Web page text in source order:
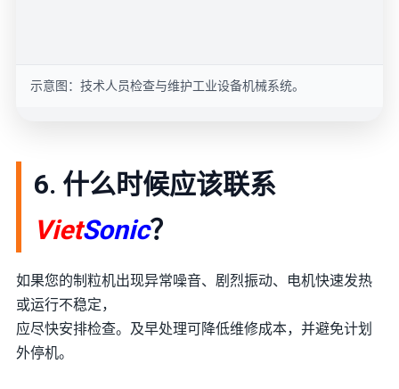
示意图：技术人员检查与维护工业设备机械系统。
6. 什么时候应该联系
VietSonic？
如果您的制粒机出现异常噪音、剧烈振动、电机快速发热
或运行不稳定，
应尽快安排检查。及早处理可降低维修成本，并避免计划
外停机。